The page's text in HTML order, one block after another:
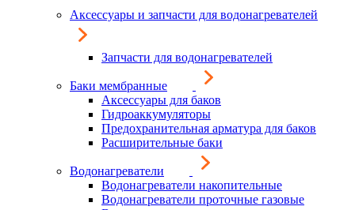
Аксессуары и запчасти для водонагревателей
Запчасти для водонагревателей
Баки мембранные
Аксессуары для баков
Гидроаккумуляторы
Предохранительная арматура для баков
Расширительные баки
Водонагреватели
Водонагреватели накопительные
Водонагреватели проточные газовые